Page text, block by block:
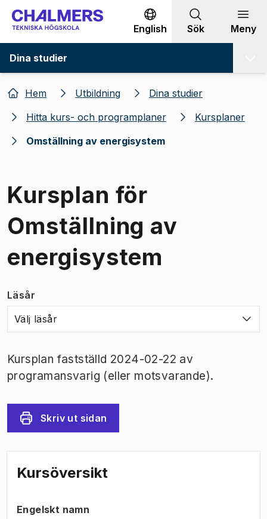
Gå till innehållet
English Sök Meny
Dina studier
Hem Utbildning
Dina studier
Hitta kurs- och programplaner
Kursplaner
Omställning av energisystem
Kursplan för
Omställning av
energisystem
Läsår
Välj läsår
Kursplan fastställd 2024-02-22 av
programansvarig (eller motsvarande).
Skriv ut sidan
Kursöversikt
Engelskt namn